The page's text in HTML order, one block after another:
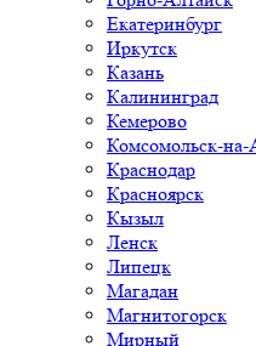
Екатеринбург
Иркутск
Казань
Калининград
Кемерово
Комсомольск-
Краснодар
Красноярск
Кызыл
Ленск
Липецк
Магадан
Магнитогорск
Мирный